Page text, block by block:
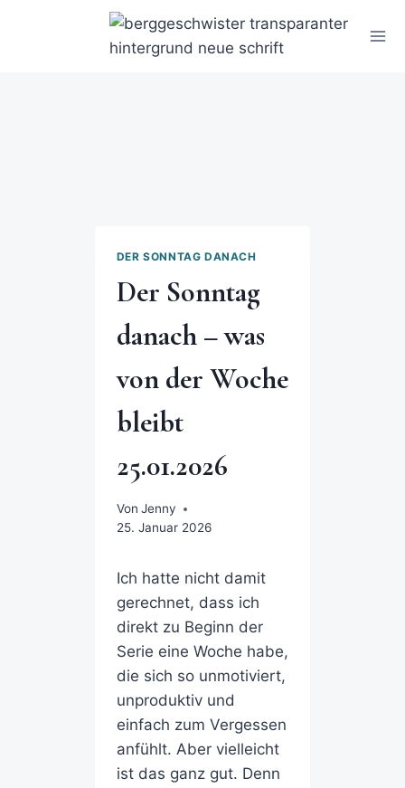
DER SONNTAG DANACH
Der Sonntag
danach – was
von der Woche
bleibt
25.01.2026
Von Jenny
25. Januar 2026
Ich hatte nicht damit
gerechnet, dass ich
direkt zu Beginn der
Serie eine Woche habe,
die sich so unmotiviert,
unproduktiv und
einfach zum Vergessen
anfühlt. Aber vielleicht
ist das ganz gut. Denn